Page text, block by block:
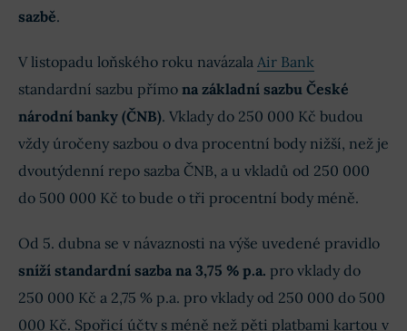
sazbě.
V listopadu loňského roku navázala Air Bank
standardní sazbu přímo na základní sazbu České
národní banky (ČNB). Vklady do 250 000 Kč budou
vždy úročeny sazbou o dva procentní body nižší, než je
dvoutýdenní repo sazba ČNB, a u vkladů od 250 000
do 500 000 Kč to bude o tři procentní body méně.
Od 5. dubna se v návaznosti na výše uvedené pravidlo
sníží standardní sazba na 3,75 % p.a. pro vklady do
250 000 Kč a 2,75 % p.a. pro vklady od 250 000 do 500
000 Kč. Spořicí účty s méně než pěti platbami kartou v